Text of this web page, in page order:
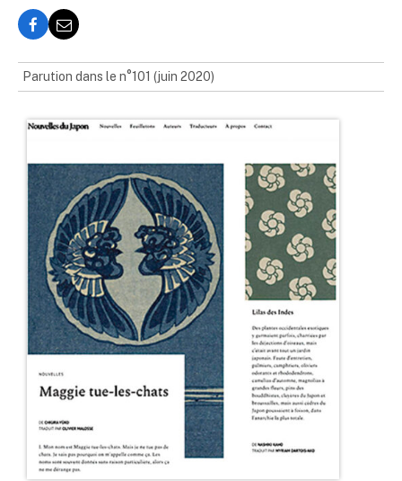
Parution dans le n°101 (juin 2020)